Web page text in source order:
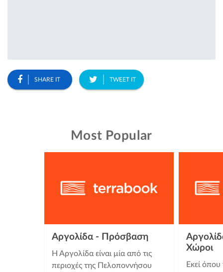
SHARE IT TWEET IT
Most Popular
Αργολίδα - Πρόσβαση
Η Αργολίδα είναι μία από τις
περιοχές της Πελοποννήσου
Χώροι
Εκεί όπου